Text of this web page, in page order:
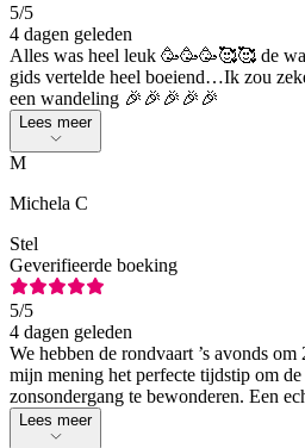
5/5
4 dagen geleden
Alles was heel leuk 🥳🥳🥳🥰🥰 de
gids vertelde heel boeiend…Ik zou
een wandeling 🎉🎉🎉🎉🎉
Lees meer
M
Michela C
Stel
Geverifieerde boeking
5/5
4 dagen geleden
We hebben de rondvaart ’s avonds
mijn mening het perfecte tijdstip om
zonsondergang te bewonderen. Een
Lees meer